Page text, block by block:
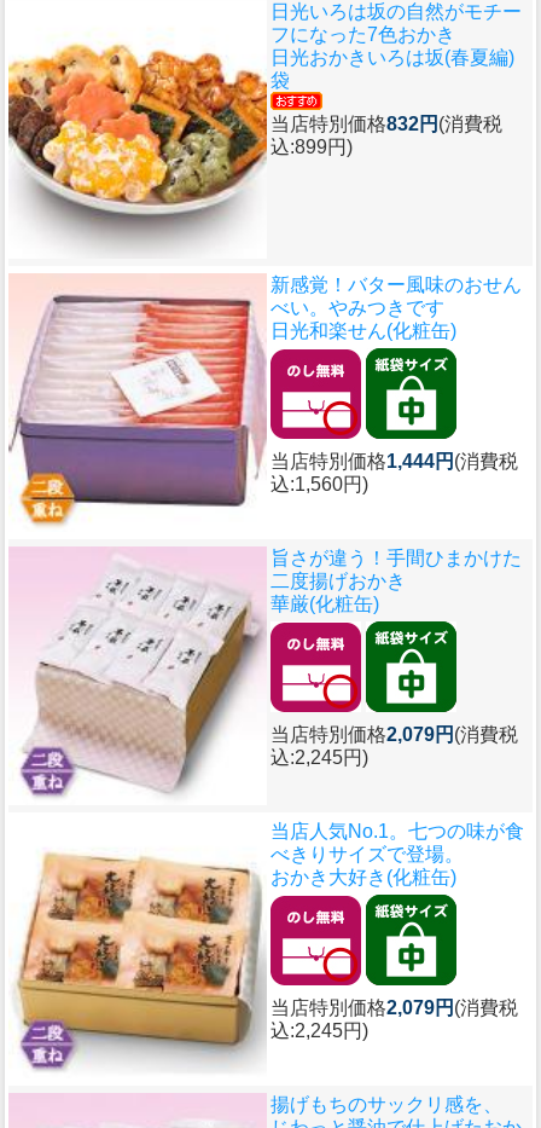
日光いろは坂の自然がモチー
フになった7色おかき
日光おかきいろは坂(春夏編)
袋
当店特別価格832円 (消費税
込:899円)
新感覚！バター風味のおせん
べい。やみつきです
日光和楽せん(化粧缶)
当店特別価格1,444円 (消費税
込:1,560円)
旨さが違う！手間ひまかけた
二度揚げおかき
華厳(化粧缶)
当店特別価格2,079円 (消費税
込:2,245円)
当店人気No.1。七つの味が食
べきりサイズで登場。
おかき大好き(化粧缶)
当店特別価格2,079円 (消費税
込:2,245円)
揚げもちのサックリ感を、